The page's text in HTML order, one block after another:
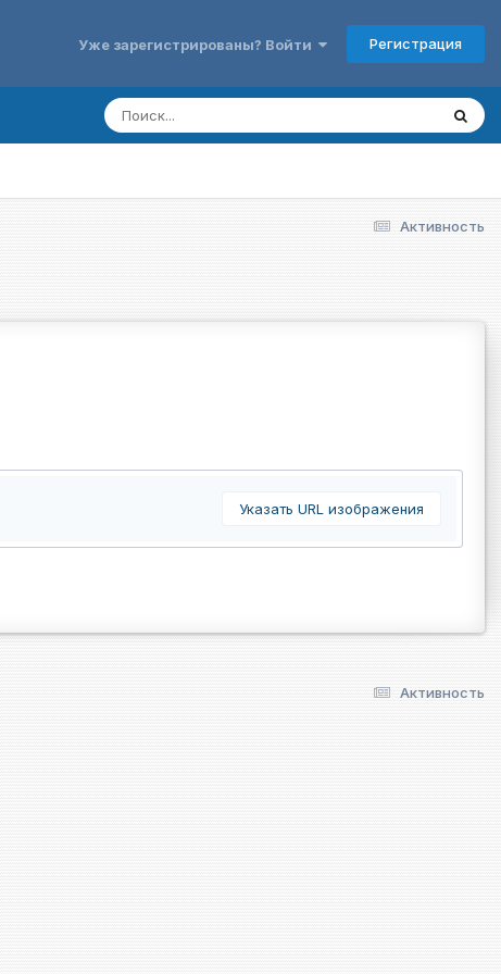
Уже зарегистрированы? Войти Регистрация
Активность
Указать URL изображения
Активность